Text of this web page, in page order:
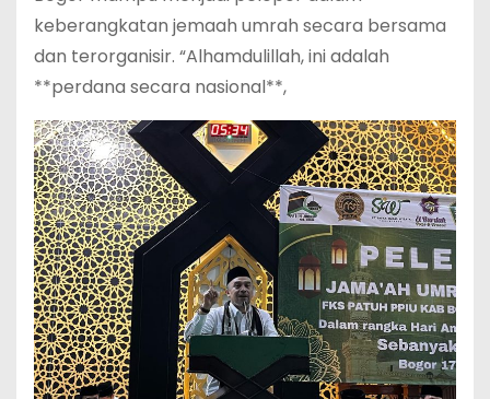
keberangkatan jemaah umrah secara bersama
dan terorganisir. “Alhamdulillah, ini adalah
**perdana secara nasional**,